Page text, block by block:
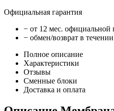
Официальная гарантия
− от 12 мес. официальной
− обмен/возврат в
Полное описание
Характеристики
Отзывы
Сменные блоки
Доставка и оплата